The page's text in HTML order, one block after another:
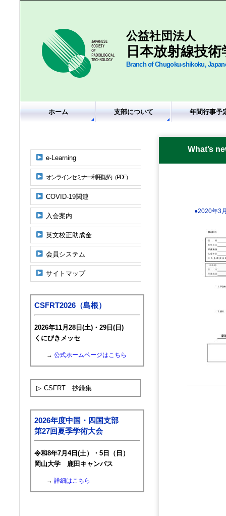
公益社団法人
日本放射線技
Branch of Chugoku-shikoku,
ホーム 支部について 年間行事予
e-Learning
オンラインセミナー利用規約（PDF）
COVID-19関連
入会案内
英文校正助成金
会員システム
サイトマップ
CSFRT2026（島根）
2026年11月28日(土)・29日(日)
くにびきメッセ
→ 公式ホームページはこちら
▷ CSFRT 抄録集
2026年度中国・四国支部
第27回夏季学術大会
令和8年7月4日(土）・5日（日）
岡山大学 鹿田キャンパス
→ 詳細はこちら
What’s
●2020年3